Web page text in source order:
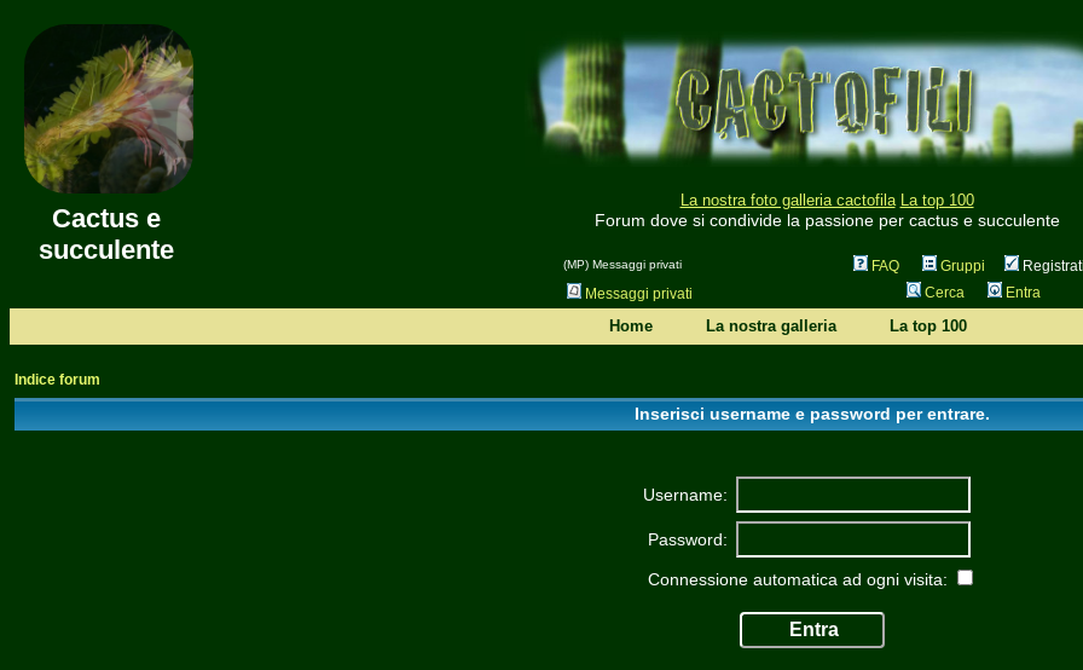
Cactus e
succulente
La nostra foto galleria cactofila La top 100
Forum dove si condivide la passione per cactus e succulente
(MP) Messaggi privati FAQ Gruppi
Messaggi privati
Cerca Entra
Home La nostra galleria La top 100
Indice forum
Inserisci username e password per entrare.
Username:
Password:
Connessione automatica ad ogni visita: